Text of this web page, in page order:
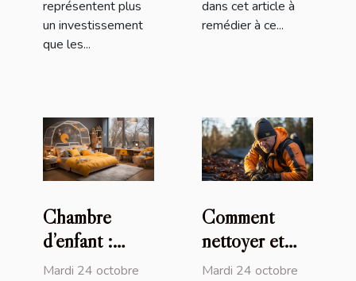
représentent plus
un investissement
que les...
dans cet article à
remédier à ce...
Chambre
d’enfant :
pourquoi
Mardi 24 octobre
Comment
nettoyer et
entretenir
Mardi 24 octobre